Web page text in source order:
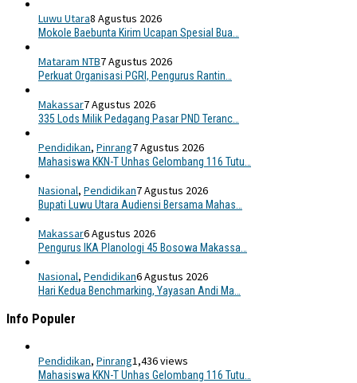
Luwu Utara8 Agustus 2026
Mokole Baebunta Kirim Ucapan Spesial Bua…
Mataram NTB7 Agustus 2026
Perkuat Organisasi PGRI, Pengurus Rantin…
Makassar7 Agustus 2026
335 Lods Milik Pedagang Pasar PND Teranc…
Pendidikan, Pinrang7 Agustus 2026
Mahasiswa KKN-T Unhas Gelombang 116 Tutu…
Nasional, Pendidikan7 Agustus 2026
Bupati Luwu Utara Audiensi Bersama Mahas…
Makassar6 Agustus 2026
Pengurus IKA Planologi 45 Bosowa Makassa…
Nasional, Pendidikan6 Agustus 2026
Hari Kedua Benchmarking, Yayasan Andi Ma…
Info Populer
Pendidikan, Pinrang1,436 views
Mahasiswa KKN-T Unhas Gelombang 116 Tutu…